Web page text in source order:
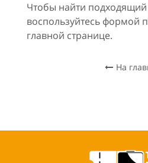
Чтобы найти подходящий
воспользуйтесь формой
главной странице.
На